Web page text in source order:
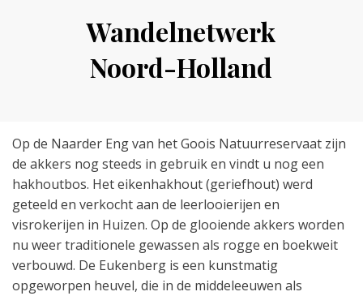
Wandelnetwerk
Noord-Holland
Op de Naarder Eng van het Goois Natuurreservaat zijn
de akkers nog steeds in gebruik en vindt u nog een
hakhoutbos. Het eikenhakhout (geriefhout) werd
geteeld en verkocht aan de leerlooierijen en
visrokerijen in Huizen. Op de glooiende akkers worden
nu weer traditionele gewassen als rogge en boekweit
verbouwd. De Eukenberg is een kunstmatig
opgeworpen heuvel, die in de middeleeuwen als